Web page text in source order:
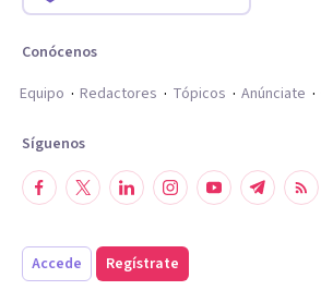
Conócenos
Equipo
Redactores Tópicos Anúnciate
Síguenos
Accede Regístrate